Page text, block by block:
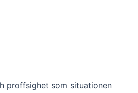
proffsighet som situationen